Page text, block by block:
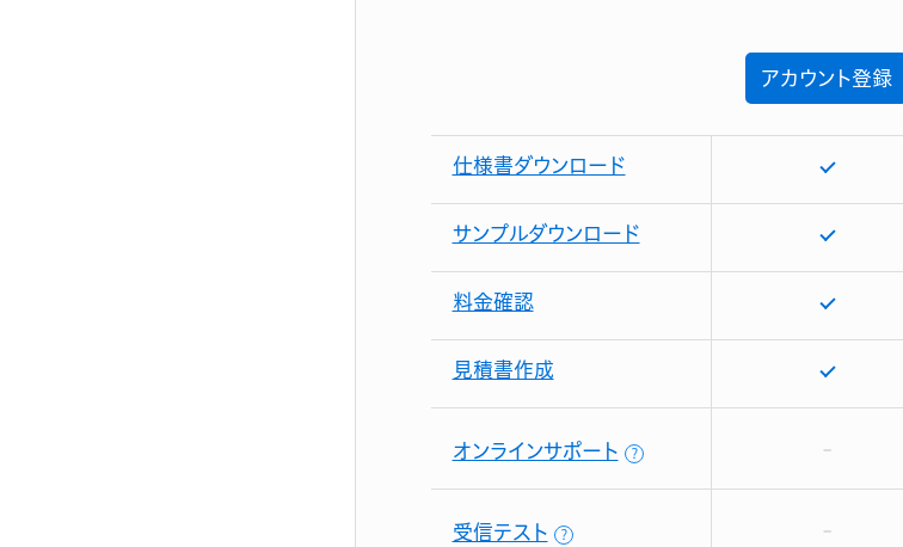
アカウント登録
仕様書ダウンロード
サンプルダウンロード
料金確認
見積書作成
オンラインサポート ？
受信テスト ？